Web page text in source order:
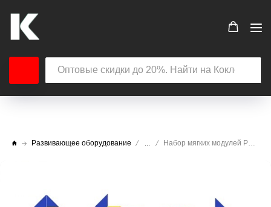
Развивающее оборудование ... Набор мягких модулей Рыбка сложи узор (10 элементов)